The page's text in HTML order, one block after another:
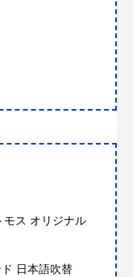
モス オリジナル
日本語吹替